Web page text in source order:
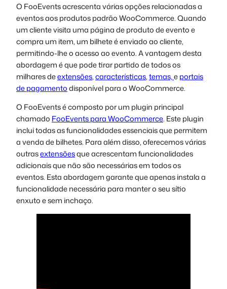
O FooEvents acrescenta várias opções relacionadas a
eventos aos produtos padrão WooCommerce. Quando
um cliente visita uma página de produto de evento e
compra um item, um bilhete é enviado ao cliente,
permitindo-lhe o acesso ao evento. A vantagem desta
abordagem é que pode tirar partido de todos os
milhares deextensões,características,temas,eportais
de pagamentodisponível para o WooCommerce.
O FooEvents é composto por um plugin principal
chamado FooEvents para WooCommerce. Este plugin
inclui todas as funcionalidades essenciais que permitem
a venda de bilhetes. Para além disso, oferecemos várias
outrasextensõesque acrescentam funcionalidades
adicionais que não são necessárias em todos os
eventos. Esta abordagem garante que apenas instala a
funcionalidade necessária para manter o seu sítio
enxuto e sem inchaço.